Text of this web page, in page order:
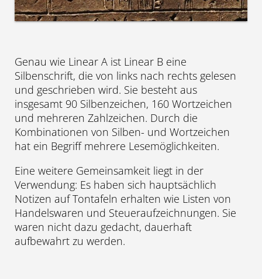
Genau wie Linear A ist Linear B eine
Silbenschrift, die von links nach rechts gelesen
und geschrieben wird. Sie besteht aus
insgesamt 90 Silbenzeichen, 160 Wortzeichen
und mehreren Zahlzeichen. Durch die
Kombinationen von Silben- und Wortzeichen
hat ein Begriff mehrere Lesemöglichkeiten.
Eine weitere Gemeinsamkeit liegt in der
Verwendung: Es haben sich hauptsächlich
Notizen auf Tontafeln erhalten wie Listen von
Handelswaren und Steueraufzeichnungen. Sie
waren nicht dazu gedacht, dauerhaft
aufbewahrt zu werden.